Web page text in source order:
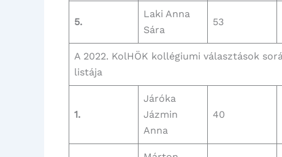
5.
Laki Anna
Sára
53
A 2022. KolHÖK kollégiumi választások
listája
1.
Járóka
Jázmin
Anna
40